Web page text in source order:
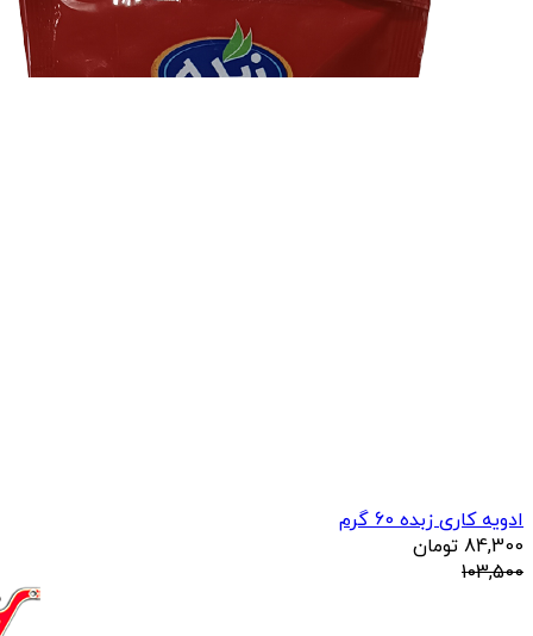
ادویه کاری زبده 60 گرم
84,300 تومان
103,500